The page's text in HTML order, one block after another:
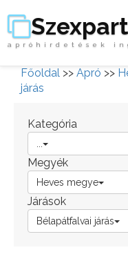
apróhirdetések
Főoldal >> Apró >>
járás
Kategória
Megyék
Heves megye
Járások
Bélapátfalvai járás